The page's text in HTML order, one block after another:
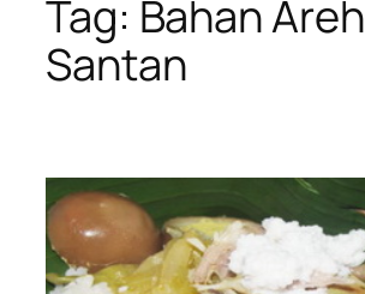
Tag: Bahan Areh
Santan